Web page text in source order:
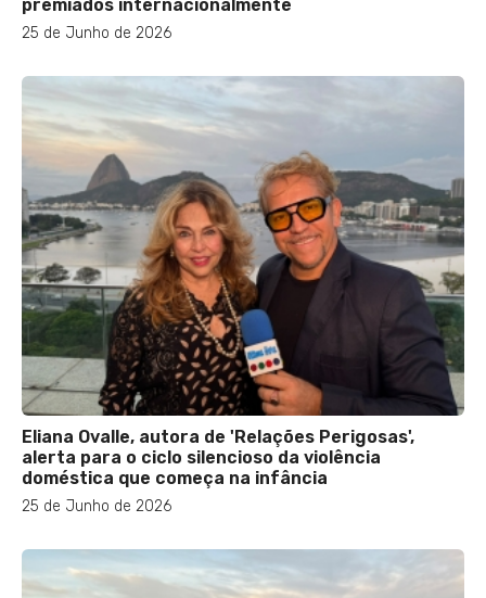
premiados internacionalmente
25 de Junho de 2026
Eliana Ovalle, autora de 'Relações Perigosas',
alerta para o ciclo silencioso da violência
doméstica que começa na infância
25 de Junho de 2026